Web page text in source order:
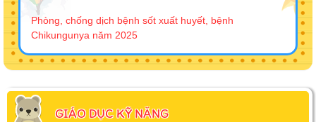
Phòng, chống dịch bệnh sốt xuất huyết, bệnh
Chikungunya năm 2025
GIÁO DỤC KỸ NĂNG